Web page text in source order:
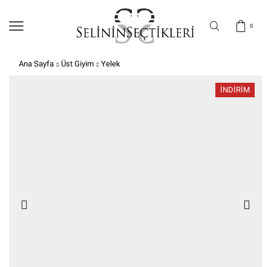
0
Ana Sayfa Üst Giyim Yelek
İNDIRIM